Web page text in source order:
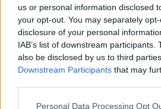
us or personal information disclosed
your opt-out. You may separately
disclosure of your personal
IAB’s list of downstream participants.
also be disclosed by us to third
Downstream Participants that may
Please note that this website/app
Personal Data Processing Opt